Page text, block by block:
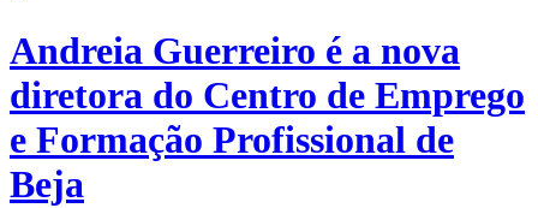
Andreia Guerreiro é a nova
diretora do Centro de Emprego
e Formação Profissional de
Beja